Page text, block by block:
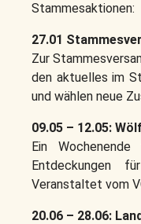
Stammesaktionen:
27.01
Zur
den aktuelles im
und wählen neue
09.05 – 12.05:
Ein
Entdeckungen
Veranstaltet vom
20.06 – 28.06: